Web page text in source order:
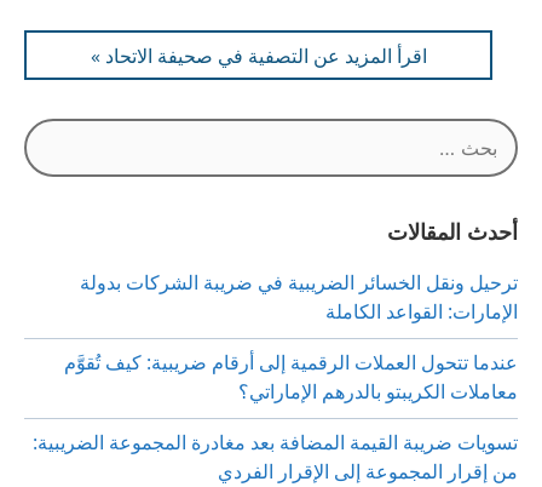
اقرأ المزيد عن التصفية في صحيفة الاتحاد »
البحث
عن:
أحدث المقالات
ترحيل ونقل الخسائر الضريبية في ضريبة الشركات بدولة
الإمارات: القواعد الكاملة
عندما تتحول العملات الرقمية إلى أرقام ضريبية: كيف تُقوَّم
معاملات الكريبتو بالدرهم الإماراتي؟
تسويات ضريبة القيمة المضافة بعد مغادرة المجموعة الضريبية:
من إقرار المجموعة إلى الإقرار الفردي